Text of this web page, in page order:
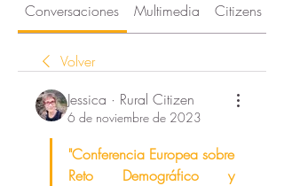
Conversaciones Multimedia Citizens
Volver
Jessica · Rural Citizen
6 de noviembre de 2023
"Conferencia Europea sobre
Reto Demográfico y